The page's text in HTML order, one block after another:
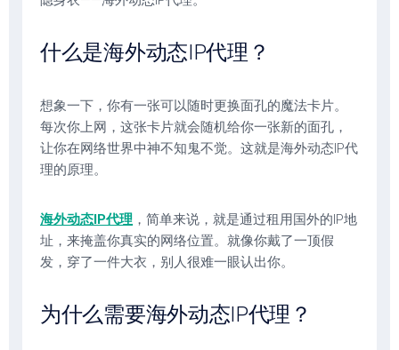
什么是海外动态IP代理？
想象一下，你有一张可以随时更换面孔的魔法卡片。
每次你上网，这张卡片就会随机给你一张新的面孔，
让你在网络世界中神不知鬼不觉。这就是海外动态IP代
理的原理。
海外动态IP代理 ，简单来说，就是通过租用国外的IP地
址，来掩盖你真实的网络位置。就像你戴了一顶假
发，穿了一件大衣，别人很难一眼认出你。
为什么需要海外动态IP代理？